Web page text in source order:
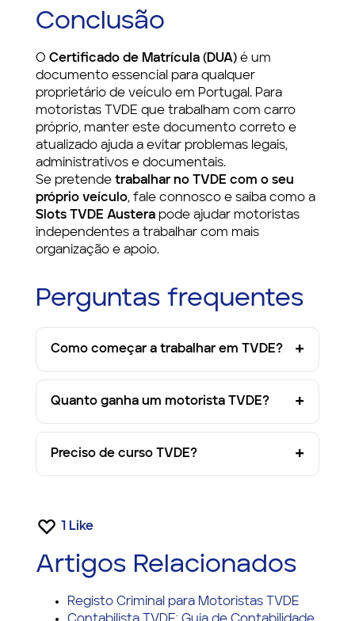
Conclusão
O Certificado de Matrícula (DUA)é um
documento essencial para qualquer
proprietário de veículo em Portugal. Para
motoristas TVDE que trabalham com carro
próprio, manter este documento correto e
atualizado ajuda a evitar problemas legais,
administrativos e documentais.
Se pretende trabalhar no TVDE com o seu
próprio veículo, fale connosco e saiba como a
Slots TVDE Austerapode ajudar motoristas
independentes a trabalhar com mais
organização e apoio.
Perguntas frequentes
Como começar a trabalhar em TVDE?
Quanto ganha um motorista TVDE?
Preciso de curso TVDE?
Like
Artigos Relacionados
Registo Criminal para Motoristas TVDE